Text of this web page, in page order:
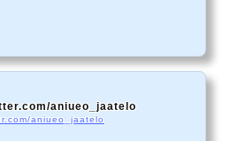
aniueo_jaatelo
aniueo_jaatelo